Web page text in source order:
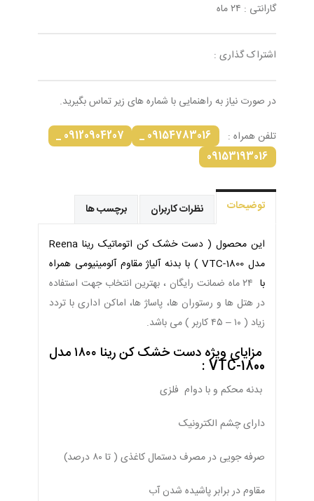
گارانتی : ۲۴ ماه
اشتراک گذاری :
در صورت نیاز به راهنمایی با شماره های زیر تماس بگیرید.
تلفن همراه : 09154783016 _
09120904207 _
09153193016
توضیحات نظرات کاربران برچسب ها
این محصول ( دست خشک کن اتوماتیک رینا Reena
مدل VTC-1800 )
با بدنه آلیاژ مقاوم آلومینیومی همراه
با
۲۴ ماه ضمانت رایگان ، بهترین انتخاب جهت استفاده
در هتل ها و رستوران ها، پاساژ ها، اماکن اداری با تردد
زیاد ( ۱۰ – ۴۵ کاربر ) می باشد.
مزایای ویژه دست خشک کن رینا ۱۸۰۰ مدل
VTC-1800 :
بدنه محکم و با دوام فلزی
دارای چشم الکترونیک
صرفه جویی در مصرف دستمال کاغذی ( تا ۸۰ درصد)
مقاوم در برابر پاشیده شدن آب